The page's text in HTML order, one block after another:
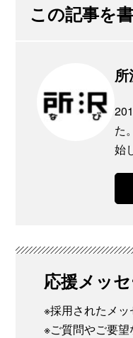
この記事を
た
始
応援メッ
※採用されたメッ
※ご質問やご要望